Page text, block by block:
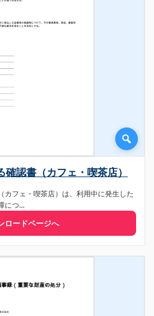
認書（カフェ・喫茶店）
カフェ・喫茶店）は、利用中に発生した
につ...
ロードページへ